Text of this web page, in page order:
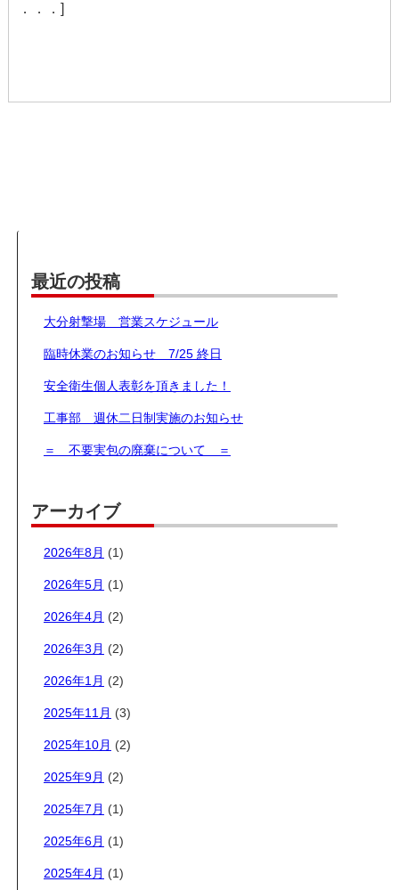
．．．]
最近の投稿
大分射撃場 営業スケジュール
臨時休業のお知らせ 7/25 終日
安全衛生個人表彰を頂きました！
工事部 週休二日制実施のお知らせ
＝ 不要実包の廃棄について ＝
アーカイブ
2026年8月 (1)
2026年5月 (1)
2026年4月 (2)
2026年3月 (2)
2026年1月 (2)
2025年11月 (3)
2025年10月 (2)
2025年9月 (2)
2025年7月 (1)
2025年6月 (1)
2025年4月 (1)